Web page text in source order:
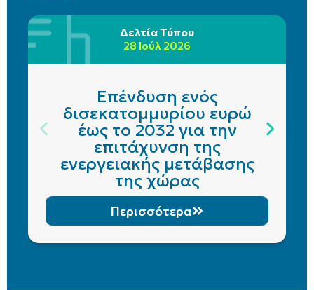
Δελτία Τύπου
28 Ιούλ 2026
Επένδυση ενός
δισεκατομμυρίου ευρώ
έως το 2032 για την
επιτάχυνση της
ενεργειακής μετάβασης
της χώρας
Περισσότερα